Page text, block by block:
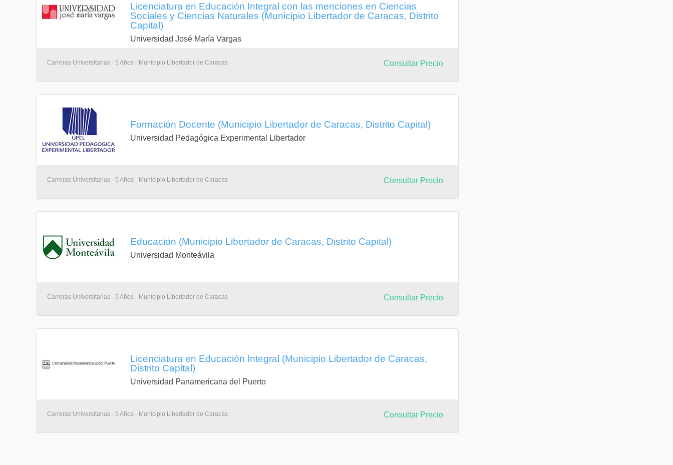
Licenciatura en Educación Integral con las menciones en Ciencias
Sociales y Ciencias Naturales (Municipio Libertador de Caracas, Distrito
Capital)
Universidad José María Vargas
Carreras Universitarias - 5 Años - Municipio Libertador de Caracas Consultar Precio
Formación Docente (Municipio Libertador de Caracas, Distrito Capital)
Universidad Pedagógica Experimental Libertador
Carreras Universitarias - 5 Años - Municipio Libertador de Caracas Consultar Precio
Educación (Municipio Libertador de Caracas, Distrito Capital)
Universidad Monteávila
Carreras Universitarias - 5 Años - Municipio Libertador de Caracas Consultar Precio
Licenciatura en Educación Integral (Municipio Libertador de Caracas,
Distrito Capital)
Universidad Panamericana del Puerto
Carreras Universitarias - 5 Años - Municipio Libertador de Caracas Consultar Precio